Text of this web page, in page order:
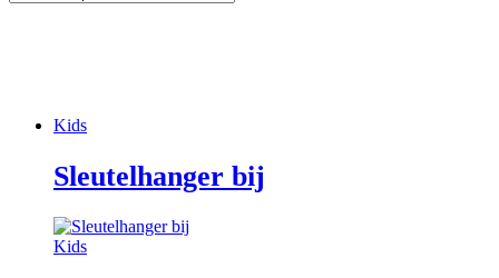
Kids
Sleutelhanger bij
Kids